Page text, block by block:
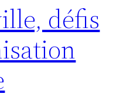
défis